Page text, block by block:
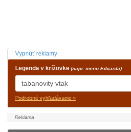
Vypnúť reklamy
Legenda v krížovke (napr. meno Eduarda)
Podrobné vyhľadávanie »